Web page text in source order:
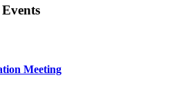
Meeting